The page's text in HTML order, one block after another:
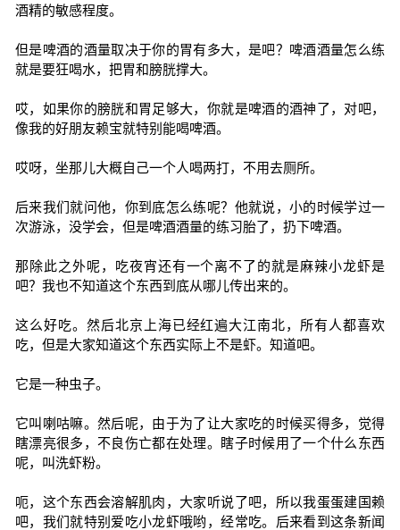
酒精的敏感程度。
但是啤酒的酒量取决于你的胃有多大，是吧？啤酒酒量怎么练
就是要狂喝水，把胃和膀胱撑大。
哎，如果你的膀胱和胃足够大，你就是啤酒的酒神了，对吧，
像我的好朋友赖宝就特别能喝啤酒。
哎呀，坐那儿大概自己一个人喝两打，不用去厕所。
后来我们就问他，你到底怎么练呢？他就说，小的时候学过一
次游泳，没学会，但是啤酒酒量的练习胎了，扔下啤酒。
那除此之外呢，吃夜宵还有一个离不了的就是麻辣小龙虾是
吧？我也不知道这个东西到底从哪儿传出来的。
这么好吃。然后北京上海已经红遍大江南北，所有人都喜欢
吃，但是大家知道这个东西实际上不是虾。知道吧。
它是一种虫子。
它叫喇咕嘛。然后呢，由于为了让大家吃的时候买得多，觉得
瞎漂亮很多，不良伤亡都在处理。瞎子时候用了一个什么东西
呢，叫洗虾粉。
呃，这个东西会溶解肌肉，大家听说了吧，所以我蛋蛋建国赖
吧，我们就特别爱吃小龙虾哦哟，经常吃。后来看到这条新闻